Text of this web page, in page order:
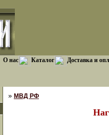
О нас Каталог Доставка и
» МВД РФ